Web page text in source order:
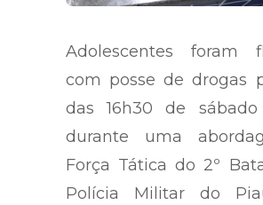
Adolescentes foram
com posse de drogas
das 16h30 de sábado
durante uma
Força Tática do 2º
Polícia Militar do